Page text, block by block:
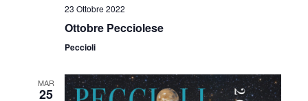
t
n
23 Ottobre 2022
Ottobre Pecciolese
Peccioli
MAR
25